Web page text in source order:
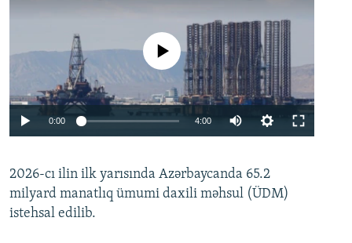
Auto 240p 360p 480p
No media source currently available
0:00 4:00
360p
480p
2026-cı ilin ilk yarısında Azərbaycanda 65.2
milyard manatlıq ümumi daxili məhsul (ÜDM)
istehsal edilib.